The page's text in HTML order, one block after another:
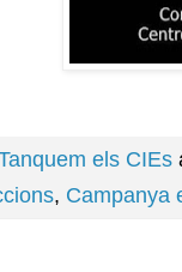
els CIEs
, Campanya